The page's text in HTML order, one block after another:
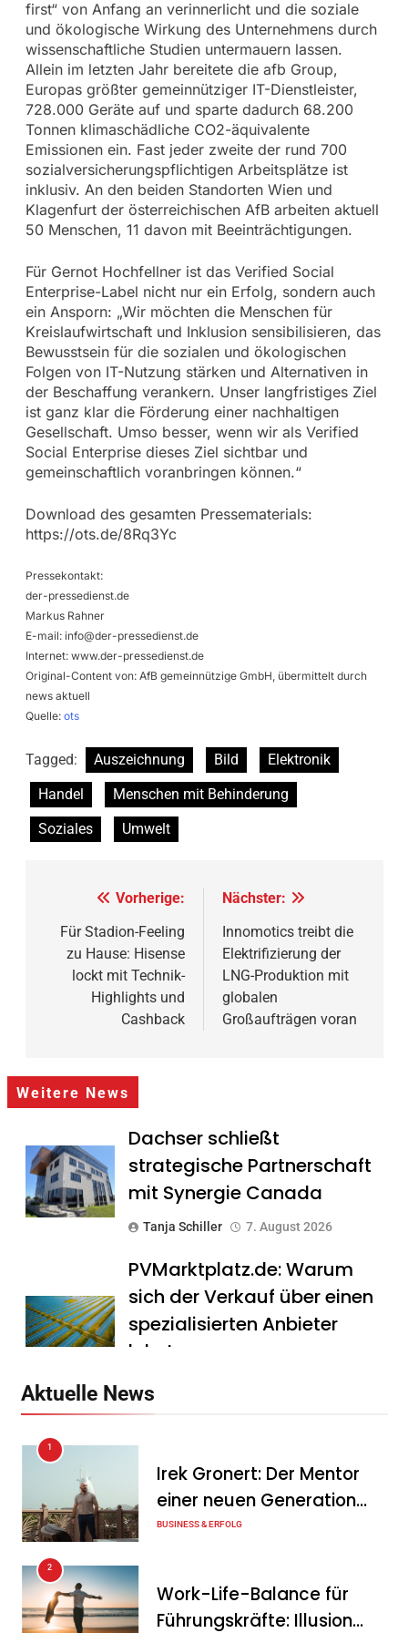
first“ von Anfang an verinnerlicht und die soziale
und ökologische Wirkung des Unternehmens durch
wissenschaftliche Studien untermauern lassen.
Allein im letzten Jahr bereitete die afb Group,
Europas größter gemeinnütziger IT-Dienstleister,
728.000 Geräte auf und sparte dadurch 68.200
Tonnen klimaschädliche CO2-äquivalente
Emissionen ein. Fast jeder zweite der rund 700
sozialversicherungspflichtigen Arbeitsplätze ist
inklusiv. An den beiden Standorten Wien und
Klagenfurt der österreichischen AfB arbeiten aktuell
50 Menschen, 11 davon mit Beeinträchtigungen.
Für Gernot Hochfellner ist das Verified Social
Enterprise-Label nicht nur ein Erfolg, sondern auch
ein Ansporn: „Wir möchten die Menschen für
Kreislaufwirtschaft und Inklusion sensibilisieren, das
Bewusstsein für die sozialen und ökologischen
Folgen von IT-Nutzung stärken und Alternativen in
der Beschaffung verankern. Unser langfristiges Ziel
ist ganz klar die Förderung einer nachhaltigen
Gesellschaft. Umso besser, wenn wir als Verified
Social Enterprise dieses Ziel sichtbar und
gemeinschaftlich voranbringen können.“
Download des gesamten Pressematerials:
https://ots.de/8Rq3Yc
Pressekontakt:
der-pressedienst.de
Markus Rahner
E-mail: info@der-pressedienst.de
Internet: www.der-pressedienst.de
Original-Content von: AfB gemeinnützige GmbH, übermittelt durch
news aktuell
Quelle: ots
Tagged: Auszeichnung Bild
Elektronik
Handel
Menschen mit Behinderung
Soziales
Umwelt
Beitragsnavigation
Vorherige:
Für Stadion-Feeling
zu Hause: Hisense
lockt mit Technik-
Highlights und
Cashback
Nächster:
Innomotics treibt die
Elektrifizierung der
LNG-Produktion mit
globalen
Großaufträgen voran
Weitere News
Dachser schließt
strategische Partnerschaft
mit Synergie Canada
Tanja Schiller 7. August 2026
PVMarktplatz.de: Warum
sich der Verkauf über einen
spezialisierten Anbieter
lohnt
Mitarbeitergespräch pro
Jahr nichts verändert – und
was stattdessen
Verbindlichkeit schafft
Tanja Schiller 7. August 2026
Aktuelle News
1
Irek Gronert: Der Mentor
einer neuen Generation
von Unternehmern
BUSINESS & ERFOLG
2
Work-Life-Balance für
Führungskräfte: Illusion